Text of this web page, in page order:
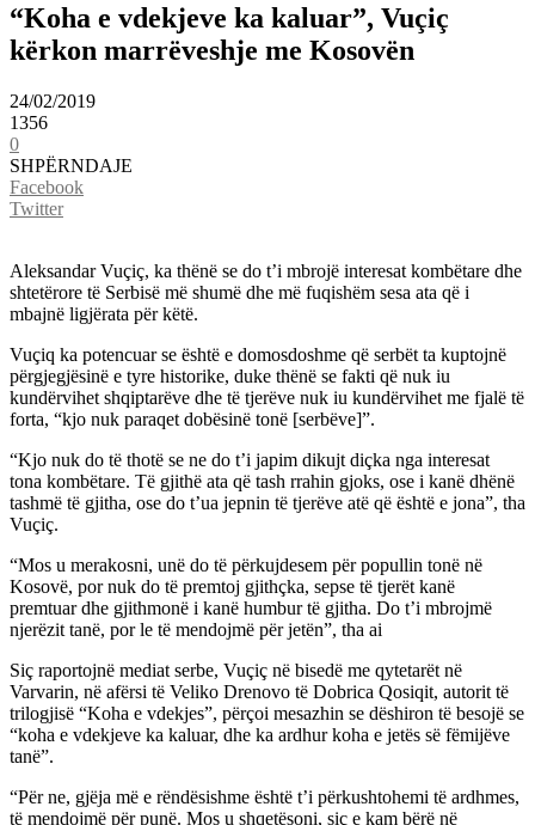
“Koha e vdekjeve ka kaluar”, Vuçiç
kërkon marrëveshje me Kosovën
24/02/2019
1356
0
SHPËRNDAJE
Facebook
Twitter
Aleksandar Vuçiç, ka thënë se do t’i mbrojë interesat kombëtare dhe
shtetërore të Serbisë më shumë dhe më fuqishëm sesa ata që i
mbajnë ligjërata për këtë.
Vuçiq ka potencuar se është e domosdoshme që serbët ta kuptojnë
përgjegjësinë e tyre historike, duke thënë se fakti që nuk iu
kundërvihet shqiptarëve dhe të tjerëve nuk iu kundërvihet me fjalë të
forta, “kjo nuk paraqet dobësinë tonë [serbëve]”.
“Kjo nuk do të thotë se ne do t’i japim dikujt diçka nga interesat
tona kombëtare. Të gjithë ata që tash rrahin gjoks, ose i kanë dhënë
tashmë të gjitha, ose do t’ua jepnin të tjerëve atë që është e jona”, tha
Vuçiç.
“Mos u merakosni, unë do të përkujdesem për popullin tonë në
Kosovë, por nuk do të premtoj gjithçka, sepse të tjerët kanë
premtuar dhe gjithmonë i kanë humbur të gjitha. Do t’i mbrojmë
njerëzit tanë, por le të mendojmë për jetën”, tha ai
Siç raportojnë mediat serbe, Vuçiç në bisedë me qytetarët në
Varvarin, në afërsi të Veliko Drenovo të Dobrica Qosiqit, autorit të
trilogjisë “Koha e vdekjes”, përçoi mesazhin se dëshiron të besojë se
“koha e vdekjeve ka kaluar, dhe ka ardhur koha e jetës së fëmijëve
tanë”.
“Për ne, gjëja më e rëndësishme është t’i përkushtohemi të ardhmes,
të mendojmë për punë. Mos u shqetësoni, siç e kam bërë në